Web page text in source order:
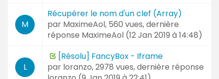
M
Récupérer le nom d'un clef (Array)
par MaximeAol, 560 vues, dernière
réponse MaximeAol (12 Jan 2019 à 14:48)
L
[Résolu] FancyBox - Iframe
par loranzo, 2978 vues, dernière réponse